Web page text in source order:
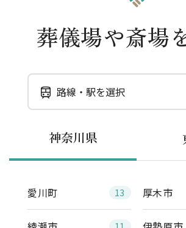
葬儀場や斎場
路線・駅を選択
神奈川県
愛川町 13 厚木市